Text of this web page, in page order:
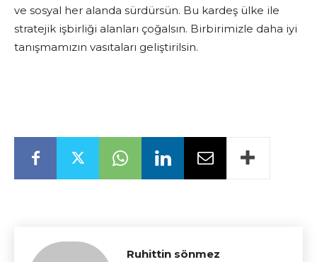
ve sosyal her alanda sürdürsün. Bu kardeş ülke ile
stratejik işbirliği alanları çoğalsın. Birbirimizle daha iyi
tanışmamızın vasıtaları geliştirilsin.
Ruhittin sönmez